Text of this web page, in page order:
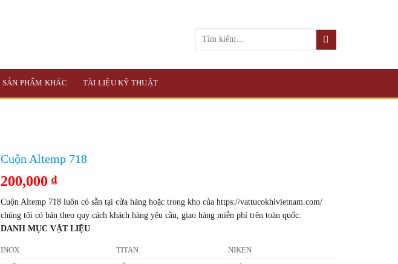
SẢN PHẨM KHÁC TÀI LIỆU KỸ THUẬT
Cuộn Altemp 718
200,000 ₫
Cuộn Altemp 718 luôn có sẵn tại cửa hàng hoặc trong kho của https://vattucokhivietnam.com/
chúng tôi có bán theo quy cách khách hàng yêu cầu, giao hàng miễn phí trên toàn quốc.
DANH MỤC VẬT LIỆU
INOX TITAN NIKEN